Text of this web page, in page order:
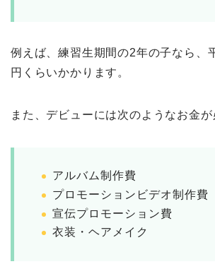
例えば、練習生期間の2年の子なら、
円くらいかかります。
また、デビューには次のようなお金が
アルバム制作費
プロモーションビデオ制作費
宣伝プロモーション費
衣装・ヘアメイク